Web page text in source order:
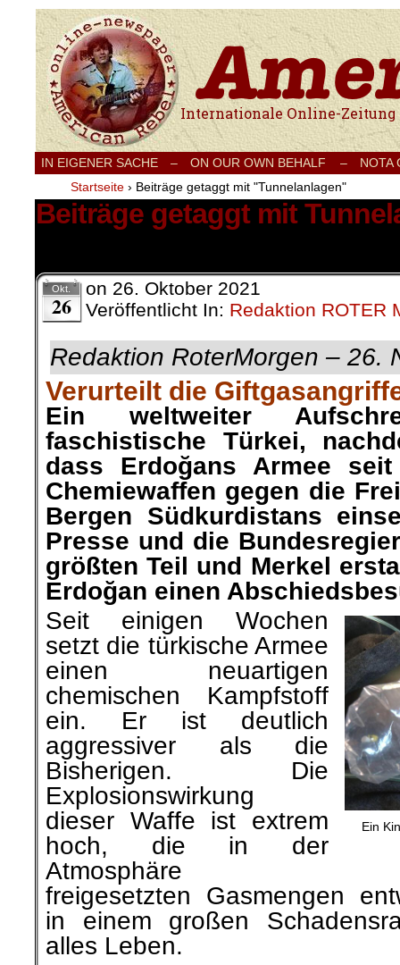
Internationale Onlinezeitung für Frieden,
IN EIGENER SACHE – ON OUR OWN BEHALF –
NOTA
Startseite › Beiträge getaggt mit "Tunnelanlagen"
Beiträge getaggt mit
Okt.
26
on 26. Oktober 2021
Veröffentlicht In: Redaktion ROTER
Redaktion RoterMorgen – 26.
Verurteilt die
Ein weltweiter
faschistische Türkei,
dass Erdoğans Armee seit
Chemiewaffen gegen die
Bergen Südkurdistans
Presse und die
größten Teil und Merkel
Erdoğan einen
Ein
Seit einigen Wochen
setzt die türkische Armee
einen neuartigen
chemischen Kampfstoff
ein. Er ist deutlich
aggressiver als die
Bisherigen. Die
Explosionswirkung
dieser Waffe ist extrem
hoch, die in der
Atmosphäre
freigesetzten Gasmengen
in einem großen
alles Leben.